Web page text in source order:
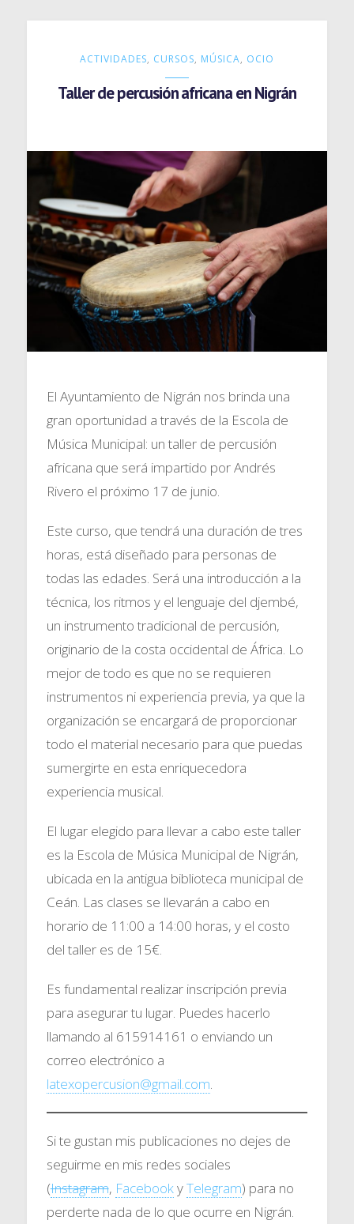
ACTIVIDADES, CURSOS, MÚSICA, OCIO
Taller de percusión africana en Nigrán
El Ayuntamiento de Nigrán nos brinda una
gran oportunidad a través de la Escola de
Música Municipal: un taller de percusión
africana que será impartido por Andrés
Rivero el próximo 17 de junio.
Este curso, que tendrá una duración de tres
horas, está diseñado para personas de
todas las edades. Será una introducción a la
técnica, los ritmos y el lenguaje del djembé,
un instrumento tradicional de percusión,
originario de la costa occidental de África. Lo
mejor de todo es que no se requieren
instrumentos ni experiencia previa, ya que la
organización se encargará de proporcionar
todo el material necesario para que puedas
sumergirte en esta enriquecedora
experiencia musical.
El lugar elegido para llevar a cabo este taller
es la Escola de Música Municipal de Nigrán,
ubicada en la antigua biblioteca municipal de
Ceán. Las clases se llevarán a cabo en
horario de 11:00 a 14:00 horas, y el costo
del taller es de 15€.
Es fundamental realizar inscripción previa
para asegurar tu lugar. Puedes hacerlo
llamando al 615914161 o enviando un
correo electrónico a
latexopercusion@gmail.com.
Si te gustan mis publicaciones no dejes de
seguirme en mis redes sociales
(Instagram, FacebookyTelegram) para no
perderte nada de lo que ocurre en Nigrán.